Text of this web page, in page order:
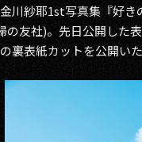
出版メディア
美少女図鑑
イベント
川紗耶1st写真集『好き
の友社)。先日公開した
裏表紙カットを公開いた